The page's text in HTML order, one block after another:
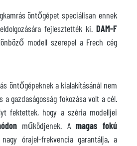
öntőgépet speciálisan ennek
fejlesztették ki. DAM-F
modell szerepel a Frech cég
öntőgépeknek a kialakításánál nem
a gazdaságosság fokozása volt a cél.
fektettek, hogy a széria modelljei
működjenek. Amagas fokú
órajel-frekvencia garantálja, a